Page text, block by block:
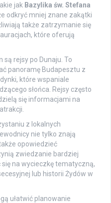
jak Bazylika św. Stefana
odkryć mniej znane zakątki
także zatrzymanie się
które oferują
rejsy po Dunaju. To
panoramę Budapesztu z
które wspaniale
słońca. Rejsy często
się informacjami na
z lokalnych
nie tylko znają
opowiedzieć
zwiedzanie bardziej
na wycieczkę tematyczną,
lub historii Żydów w
ułatwić planowanie